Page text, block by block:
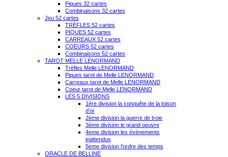
Piques 32 cartes
Combinaisons 32 cartes
Jeu 52 cartes
TRÈFLES 52 cartes
PIQUES 52 cartes
CARREAUX 52 cartes
COEURS 52 cartes
Combinaisons 52 cartes
TAROT MELLE LENORMAND
Trèfles Melle LENORMAND
Piques tarot de Melle LENORMAND
Carreaux tarot de Melle LENORMAND
Coeur tarot de Melle LENORMAND
LES 5 DIVISIONS
1ère division la conquête de la toison
d'or
2ème division la guerre de troie
3ème division le grand oeuvre
4eme division les événements
inattendus
5eme division l'ordre des temps
ORACLE DE BELLINE